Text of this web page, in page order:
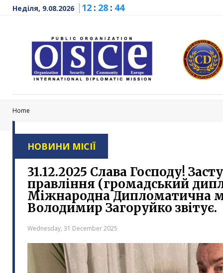
Неділя, 9.08.2026 12 : 28 : 45
Home
НОВИНИ МІСІЇ
31.12.2025 Слава Господу!
правління (громадський
Міжнародна Дипломатична
Володимир Загоруйко звітує.
Wednesday, 31 December 2025